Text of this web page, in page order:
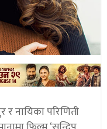
नायिका परिणिती